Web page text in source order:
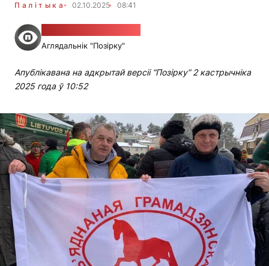
Палітыка 02.10.2025 08:41
Аглядальнік "Позірку"
Апублікавана на адкрытай версіі “Позірку” 2 кастрычніка
2025 года ў 10:52